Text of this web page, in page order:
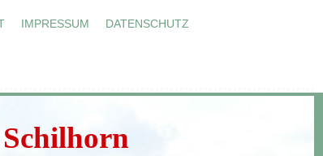
IMPRESSUM DATENSCHUTZ